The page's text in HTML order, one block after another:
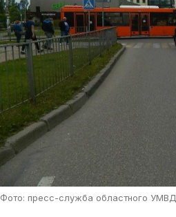
Фото: пресс-служба областного УМВД